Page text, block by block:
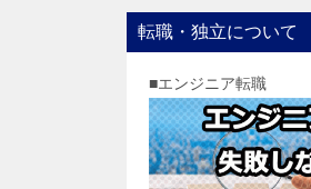
転職・独立について
■エンジニア転職